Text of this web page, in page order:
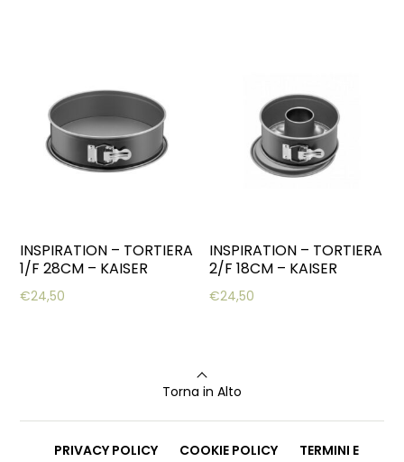
INSPIRATION – TORTIERA
1/F 28CM – KAISER
€24,50
INSPIRATION – TORTIERA
2/F 18CM – KAISER
€24,50
Torna in Alto
PRIVACY POLICY COOKIE POLICY
TERMINI E